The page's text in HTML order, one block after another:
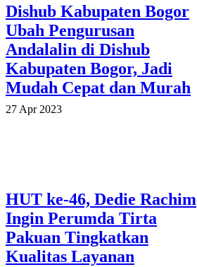
Dishub Kabupaten Bogor
Ubah Pengurusan
Andalalin di Dishub
Kabupaten Bogor, Jadi
Mudah Cepat dan Murah
27 Apr 2023
HUT ke-46, Dedie Rachim
Ingin Perumda Tirta
Pakuan Tingkatkan
Kualitas Layanan